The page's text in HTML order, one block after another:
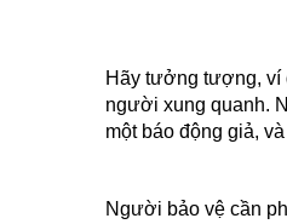
Hãy tưởng tượng, ví
người xung quanh.
một báo động giả,
Người bảo vệ cần